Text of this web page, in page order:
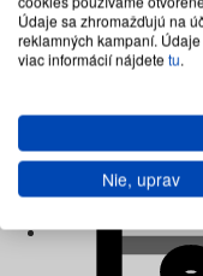
Údaje sa zhromažďujú na
reklamných kampaní.
viac informácií nájdetetu.
Nie, uprav